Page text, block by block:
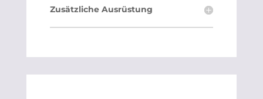
Zusätzliche Ausrüstung